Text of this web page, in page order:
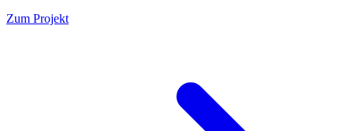
Zum Projekt